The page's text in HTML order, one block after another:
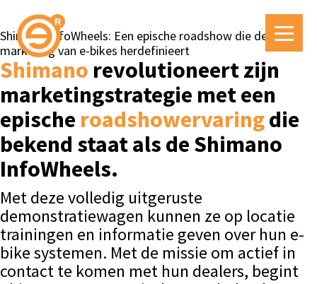
Shimano InfoWheels: Een epische roadshow die de
marketing van e-bikes herdefinieert
Shimano revolutioneert zijn
marketingstrategie met een
epische roadshowervaringdie
bekend staat als de Shimano
InfoWheels.
Met deze volledig uitgeruste
demonstratiewagen kunnen ze op locatie
trainingen en informatie geven over hun e-
bike systemen. Met de missie om actief in
contact te komen met hun dealers, begint